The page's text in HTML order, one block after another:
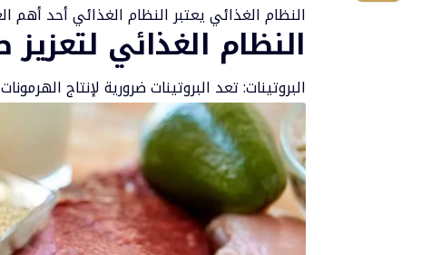
النظام الغذائي يعتبر النظام الغذائي أحد أهم
النظام الغذائي
البروتينات: تعد البروتيناتضرورية لإنتاج